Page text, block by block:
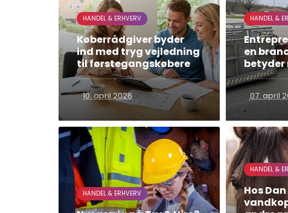
HANDEL & ERHVERV
Køberrådgiver byder
ind med tryg vejledning
til førstegangskøbere
10. april 2026
HANDEL &
en
betyder
07. april
HANDEL & ERHVERV
HANDEL &
Hos